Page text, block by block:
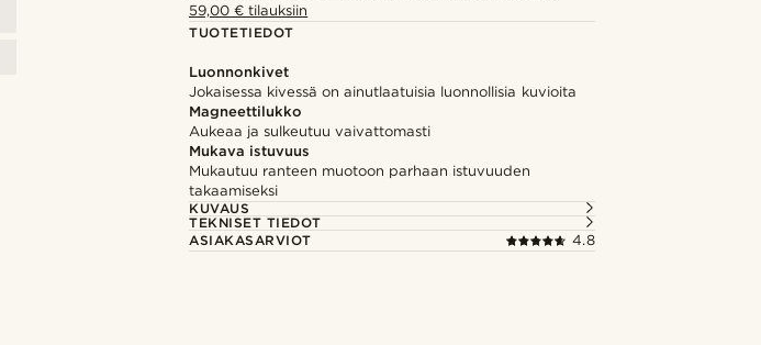
59,00 € tilauksiin
TUOTETIEDOT
Luonnonkivet
Jokaisessa kivessä on ainutlaatuisia luonnollisia kuvioita
Magneettilukko
Aukeaa ja sulkeutuu vaivattomasti
Mukava istuvuus
Mukautuu ranteen muotoon parhaan istuvuuden
takaamiseksi
KUVAUS
TEKNISET TIEDOT
ASIAKASARVIOT
4.8